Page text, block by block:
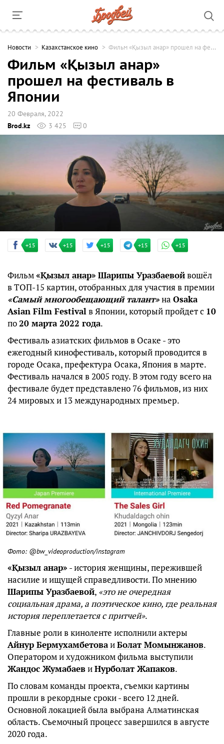
Новости Казахстанское кино Фильм «Қызыл анар» прошел на фестиваль в Японии
Фильм «Қызыл анар»
прошел на фестиваль в
Японии
20 Февраля, 2022
Brod.kz
3 425 0
+15 +15 +15 +15 +15
Фильм«Қызыл анар» Шарипы Уразбаевойвошёл
в ТОП-15 картин, отобранных для участия в премии
«Самый многообещающий талант»на Osaka
Asian Film Festival в Японии, который пройдет с 10
по 20 марта 2022 года.
Фестиваль азиатских фильмов в Осаке - это
ежегодный кинофестиваль, который проводится в
городе Осака, префектура Осака, Япония в марте.
Фестиваль начался в 2005 году. В этом году всего на
фестивале будет представлено 76 фильмов, из них
24 мировых и 13 международных премьер.
Фото: @bw_videoproduction/instagram
«Қызыл анар» - история женщины, пережившей
насилие и ищущей справедливости. По мнению
Шарипы Уразбаевой, «это не очередная
социальная драма, а поэтическое кино, где реальная
история переплетается с притчей».
Главные роли в киноленте исполнили актеры
Айнур БермухамбетоваиБолат Момынжанов.
Оператором и художником фильма выступили
Жандос ЖумабаевиНурболат Жапаков.
По словам команды проекта, съемки картины
прошли в рекордные сроки - всего 12 дней.
Основной локацией была выбрана Алматинская
область. Съемочный процесс завершился в августе
2020 года.